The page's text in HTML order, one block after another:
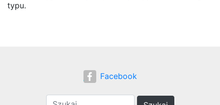
typu.
Facebook